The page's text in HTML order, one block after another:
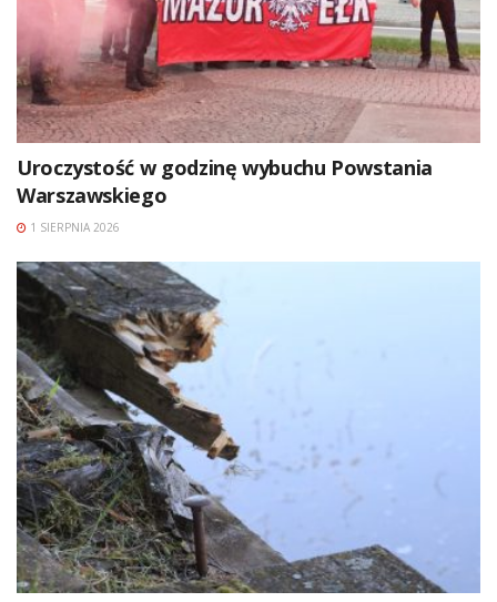
Uroczystość w godzinę wybuchu Powstania
Warszawskiego
1 SIERPNIA 2026